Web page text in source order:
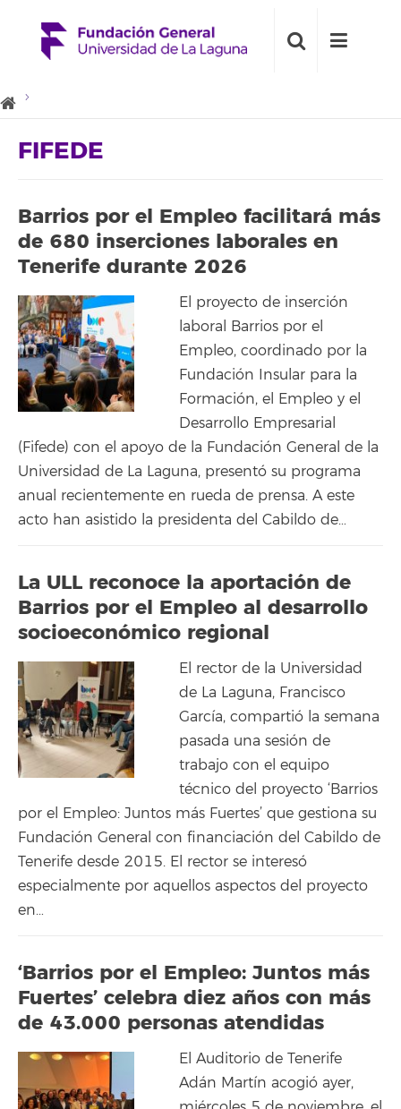
FIFEDE
Barrios por el Empleo facilitará más
de 680 inserciones laborales en
Tenerife durante 2026
El proyecto de inserción
laboral Barrios por el
Empleo, coordinado por la
Fundación Insular para la
Formación, el Empleo y el
Desarrollo Empresarial
(Fifede) con el apoyo de la Fundación General de la
Universidad de La Laguna, presentó su programa
anual recientemente en rueda de prensa. A este
acto han asistido la presidenta del Cabildo de…
La ULL reconoce la aportación de
Barrios por el Empleo al desarrollo
socioeconómico regional
El rector de la Universidad
de La Laguna, Francisco
García, compartió la semana
pasada una sesión de
trabajo con el equipo
técnico del proyecto ‘Barrios
por el Empleo: Juntos más Fuertes’ que gestiona su
Fundación General con financiación del Cabildo de
Tenerife desde 2015. El rector se interesó
especialmente por aquellos aspectos del proyecto
en…
‘Barrios por el Empleo: Juntos más
Fuertes’ celebra diez años con más
de 43.000 personas atendidas
El Auditorio de Tenerife
Adán Martín acogió ayer,